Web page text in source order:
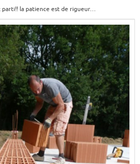
parti!! la patience est de rigueur…